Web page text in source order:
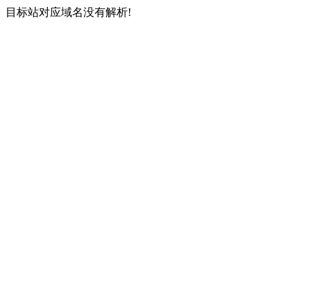
目标站对应域名没有解析!